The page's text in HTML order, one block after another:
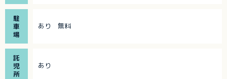
駐
車
場
あり 無料
託
児
所
あり